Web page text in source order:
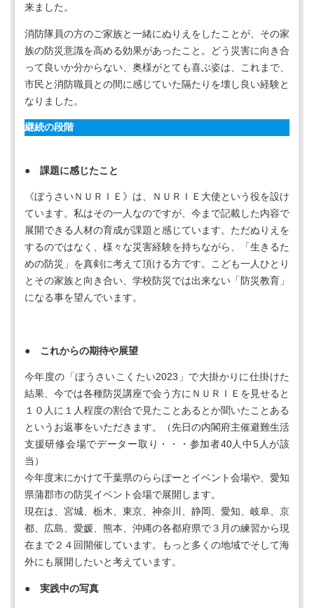
来ました。
消防隊員の方のご家族と一緒にぬりえをしたことが、その家
族の防災意識を高める効果があったこと。どう災害に向き合
って良いか分からない、奥様がとても喜ぶ姿は、これまで、
市民と消防職員との間に感じていた隔たりを壊し良い経験と
なりました。
継続の段階
● 課題に感じたこと
《ぼうさいＮＵＲＩＥ》は、ＮＵＲＩＥ大使という役を設け
ています。私はその一人なのですが、今まで記載した内容で
展開できる人材の育成が課題と感じています。ただぬりえを
するのではなく、様々な災害経験を持ちながら、「生きるた
めの防災」を真剣に考えて頂ける方です。こども一人ひとり
とその家族と向き合い、学校防災では出来ない「防災教育」
になる事を望んでいます。
● これからの期待や展望
今年度の「ぼうさいこくたい2023」で大掛かりに仕掛けた
結果、今では各種防災講座で会う方にＮＵＲＩＥを見せると
１０人に１人程度の割合で見たことあるとか聞いたことある
というお返事をいただきます。（先日の内閣府主催避難生活
支援研修会場でデーター取り・・・参加者40人中5人が該
当）
今年度末にかけて千葉県のららぽーとイベント会場や、愛知
県蒲郡市の防災イベント会場で展開します。
現在は、宮城、栃木、東京、神奈川、静岡、愛知、岐阜、京
都、広島、愛媛、熊本、沖縄の各都府県で３月の練習から現
在まで２４回開催しています。もっと多くの地域でそして海
外にも展開したいと考えています。
● 実践中の写真